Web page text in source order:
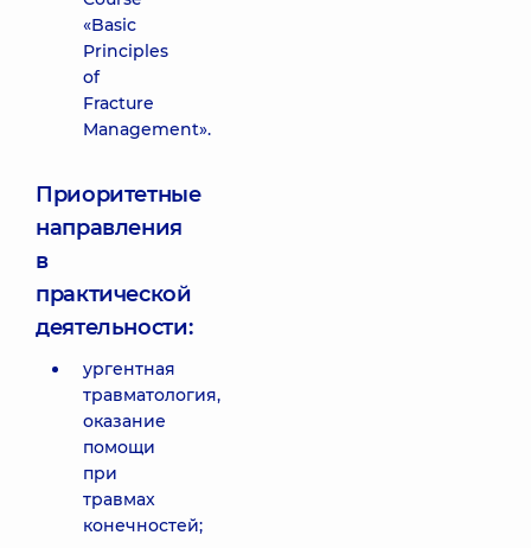
«Basic
Principles
of
Fracture
Management».
Приоритетные
направления
в
практической
деятельности:
ургентная
травматология,
оказание
помощи
при
травмах
конечностей;